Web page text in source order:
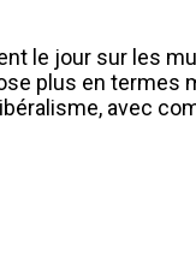
le jour sur les
plus en
avec